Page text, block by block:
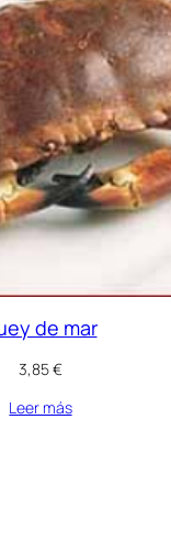
de mar
3,85€
Leer más